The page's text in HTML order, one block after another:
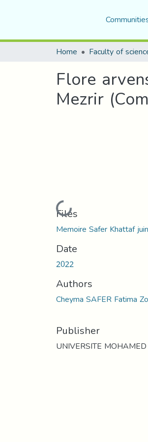
Home Faculty of
Flore
Mezrir
Loading...
Files
Memoire Safer Khattaf
Date
2022
Authors
Cheyma SAFER Fatima
Publisher
UNIVERSITE